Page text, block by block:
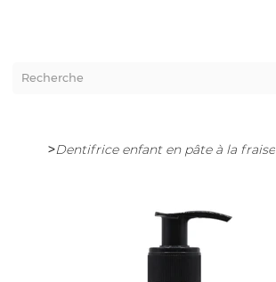
>Dentifrice enfant en pâte à la fraise